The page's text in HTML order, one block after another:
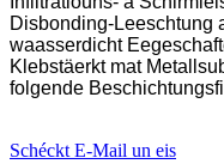
Disbonding-Leeschtung
waasserdicht
Klebstäerkt mat
folgende
Schéckt E-Mail un eis